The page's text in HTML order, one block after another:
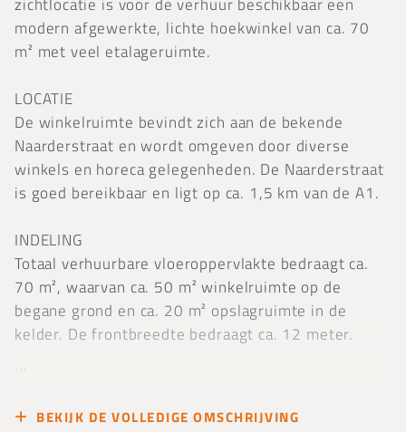
modern afgewerkte, lichte hoekwinkel van ca. 70
m² met veel etalageruimte.
LOCATIE
De winkelruimte bevindt zich aan de bekende
Naarderstraat en wordt omgeven door diverse
winkels en horeca gelegenheden. De Naarderstraat
is goed bereikbaar en ligt op ca. 1,5 km van de A1.
INDELING
Totaal verhuurbare vloeroppervlakte bedraagt ca.
70 m², waarvan ca. 50 m² winkelruimte op de
begane grond en ca. 20 m² opslagruimte in de
kelder. De frontbreedte bedraagt ca. 12 meter.
...
BEKIJK DE VOLLEDIGE OMSCHRIJVING